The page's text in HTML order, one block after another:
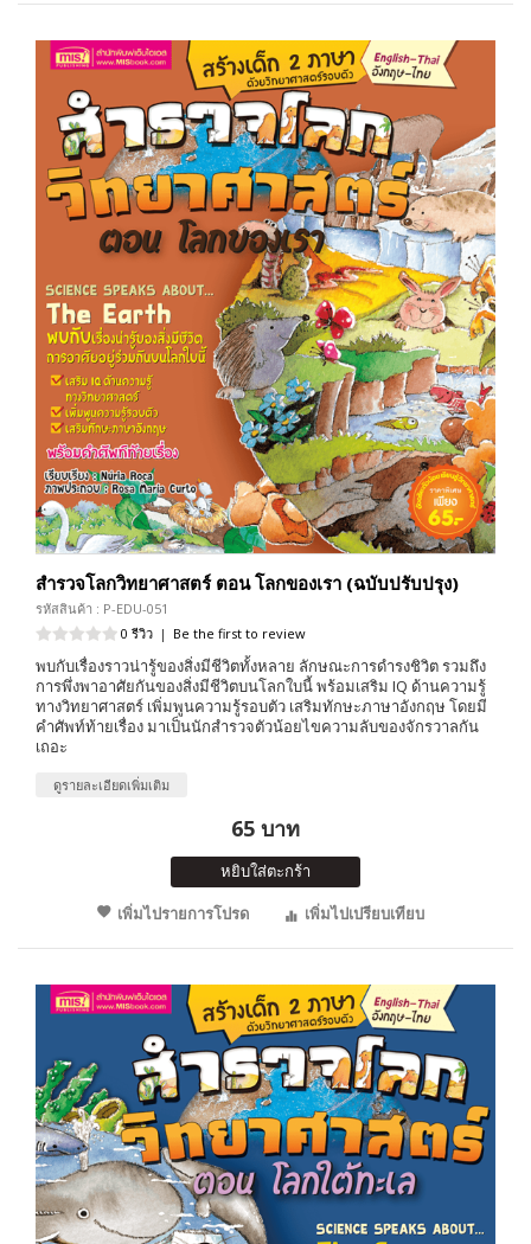
สำรวจโลกวิทยาศาสตร์ ตอน โลกของเรา (ฉบับปรับปรุง)
รหัสสินค้า : P-EDU-051
0 รีวิว | Be the first to review
พบกับเรื่องราวน่ารู้ของสิ่งมีชีวิตทั้งหลาย ลักษณะการดำรงชิวิต รวมถึง
การพึ่งพาอาศัยกันของสิ่งมีชีวิตบนโลกใบนี้ พร้อมเสริม IQ ด้านความรู้
ทางวิทยาศาสตร์ เพิ่มพูนความรู้รอบตัว เสริมทักษะภาษาอังกฤษ โดยมี
คำศัพท์ท้ายเรื่อง มาเป็นนักสำรวจตัวน้อยไขความลับของจักรวาลกัน
เถอะ
ดูรายละเอียดเพิ่มเติม
65 บาท
หยิบใส่ตะกร้า
เพิ่มไปรายการโปรด
เพิ่มไปเปรียบเทียบ